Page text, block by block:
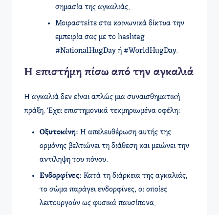
σημασία της αγκαλιάς.
Μοιραστείτε στα κοινωνικά δίκτυα την
εμπειρία σας με το hashtag
#NationalHugDay ή #WorldHugDay.
Η επιστήμη πίσω από την αγκαλιά
Η αγκαλιά δεν είναι απλώς μια συναισθηματική
πράξη. Έχει επιστημονικά τεκμηριωμένα οφέλη:
Οξυτοκίνη: Η απελευθέρωση αυτής της
ορμόνης βελτιώνει τη διάθεση και μειώνει την
αντίληψη του πόνου.
Ενδορφίνες: Κατά τη διάρκεια της αγκαλιάς,
το σώμα παράγει ενδορφίνες, οι οποίες
λειτουργούν ως φυσικά παυσίπονα.